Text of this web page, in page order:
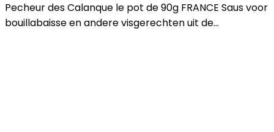
Pecheur des Calanque le pot de 90g FRANCE Saus voor
bouillabaisse en andere visgerechten uit de…